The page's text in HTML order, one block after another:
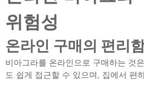
위험성
온라인 구매의 편리
비아그라를 온라인으로 구매하는 것
도 쉽게 접근할 수 있으며, 집에서 편